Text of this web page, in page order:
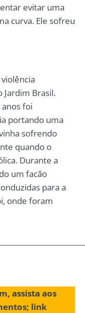
evitar uma
curva. Ele sofreu
Brasil.
foi
portando uma
sofrendo
quando o
Durante a
um facão
para a
onde foram
assista aos
link